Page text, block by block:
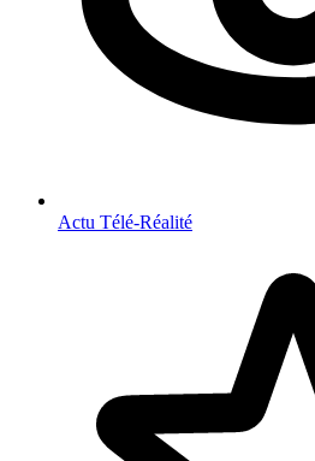
Actu Télé-Réalité